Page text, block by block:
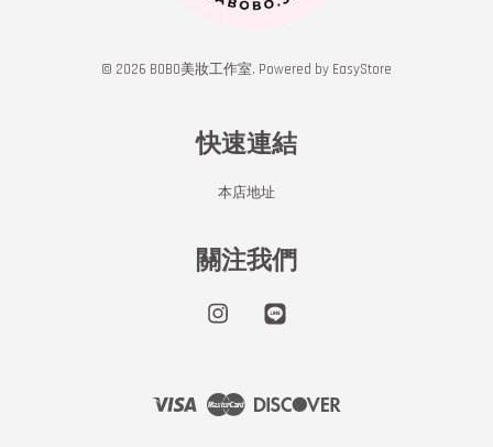
© 2026 BOBO美妝工作室. Powered by EasyStore
快速連結
本店地址
關注我們
Instagram
Visa Master